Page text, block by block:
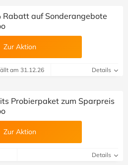
Rabatt auf Sonderangebote
Zur Aktion
am 31.12.26 Details
Probierpaket zum Sparpreis
Zur Aktion
Details